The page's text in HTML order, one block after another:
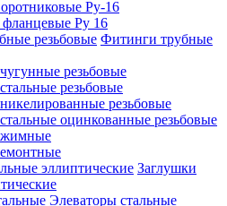
Ру-16
Ру 16
Фитинги трубные
резьбовые
резьбовые
резьбовые
оцинкованные резьбовые
Заглушки
Элеваторы стальные